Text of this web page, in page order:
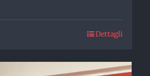
Dettagli